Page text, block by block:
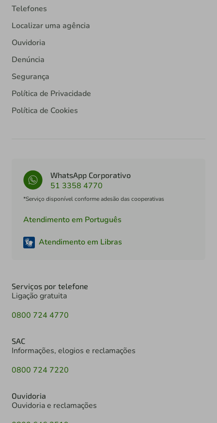
Telefones
Localizar uma agência
Ouvidoria
Denúncia
Segurança
Política de Privacidade
Política de Cookies
WhatsApp Corporativo
51 3358 4770
*Serviço disponível conforme adesão das cooperativas
Atendimento em Português
Atendimento em Libras
Serviços por telefone
Ligação gratuita
0800 724 4770
SAC
Informações, elogios e reclamações
0800 724 7220
Ouvidoria
Ouvidoria e reclamações